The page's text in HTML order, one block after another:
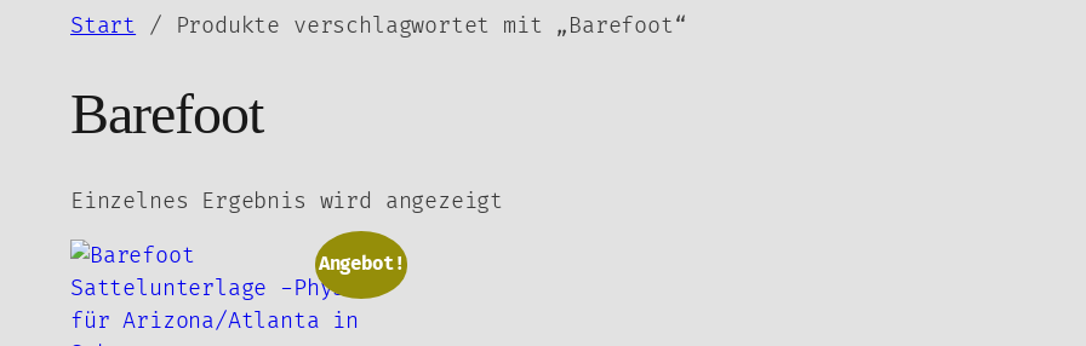
springen
Start / Produkte verschlagwortet mit „Barefoot“
Barefoot
Einzelnes Ergebnis wird angezeigt
Angebot!